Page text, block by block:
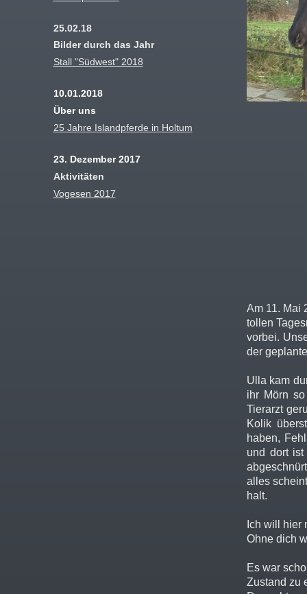
Am 11. Mai
tollen
vorbei.
der
Ulla kam
ihr Mörn
Tierarzt
Kolik
haben,
und dort
alles
halt.
Ich will hier
Ohne dich
Es war
Zustand zu
25.02.18
Bilder durch das Jahr
Stall "Südwest" 2018
10.01.2018
Über uns
25 Jahre Islandpferde in Holtum
23. Dezember 2017
Aktivitäten
Vogesen 2017